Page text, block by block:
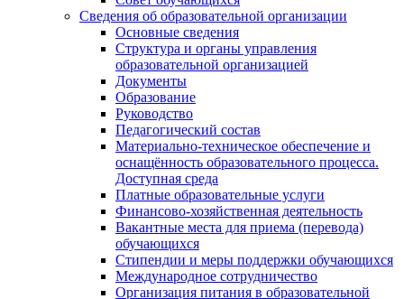
Сведения об образовательной организации
Основные сведения
Структура и органы управления
образовательной организацией
Документы
Образование
Руководство
Педагогический состав
Материально-техническое обеспечение и
оснащённость образовательного процесса.
Доступная среда
Платные образовательные услуги
Финансово-хозяйственная деятельность
Вакантные места для приема (перевода)
обучающихся
Стипендии и меры поддержки обучающихся
Международное сотрудничество
Организация питания в образовательной